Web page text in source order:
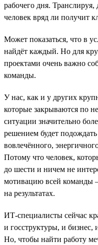
рабочего дня.
человек вряд ли получит
Может показаться, что в
найдёт каждый. Но для
проектами очень важно
команды.
У нас, как и у других
которые закрываются по
ситуации значительно
решением будет
вовлечённого,
Потому что человек,
до шести и ничем не
мотивацию всей команды
на результатах.
ИТ-специалисты сейчас
и госструктуры, и бизнес,
Но, чтобы найти работу